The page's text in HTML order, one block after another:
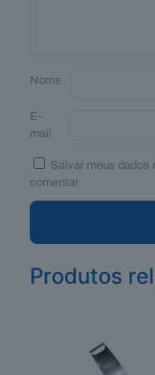
Nome
E-
mail
Salvar meus dados
comentar.
Produtos